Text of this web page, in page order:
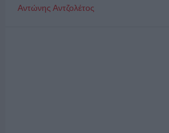
Αντώνης Αντζολέτος